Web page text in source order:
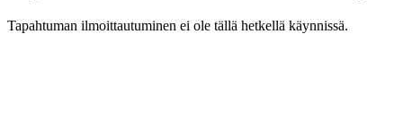
Tapahtuman ilmoittautuminen ei ole tällä hetkellä käynnissä.